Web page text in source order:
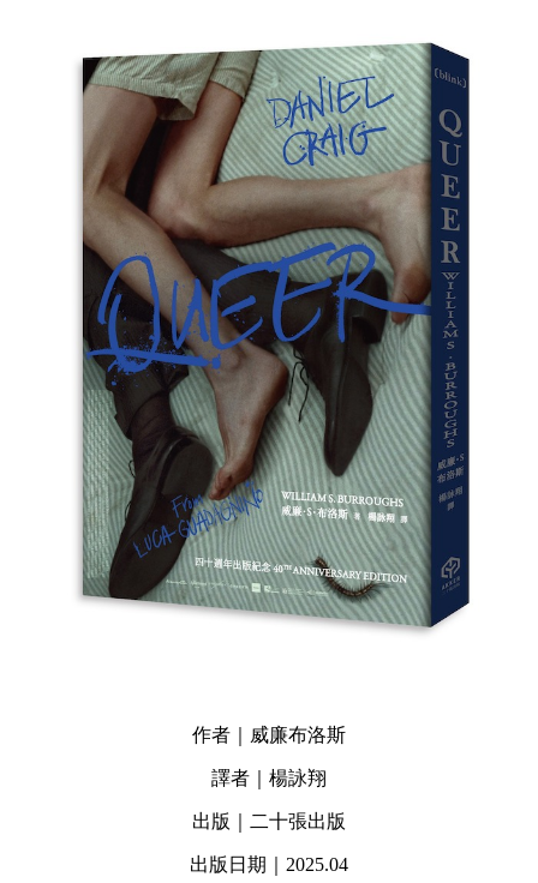
作者｜威廉布洛斯
譯者｜楊詠翔
出版｜二十張出版
出版日期｜2025.04